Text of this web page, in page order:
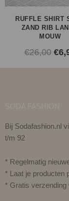
RUFFLE SHIRT
ZAND RIB
MOUW
€26,00 €
SODA FASHION
Bij Sodafashion.nl
t/m 92
* Regelmatig
* Laat je producten
* Gratis verzending